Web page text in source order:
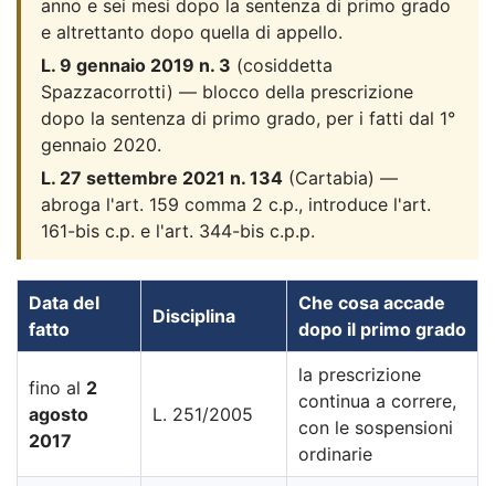
anno e sei mesi dopo la sentenza di primo grado
e altrettanto dopo quella di appello.
L. 9 gennaio 2019 n. 3 (cosiddetta
Spazzacorrotti) — blocco della prescrizione
dopo la sentenza di primo grado, per i fatti dal 1°
gennaio 2020.
L. 27 settembre 2021 n. 134 (Cartabia) —
abroga l'art. 159 comma 2 c.p., introduce l'art.
161-bis c.p. e l'art. 344-bis c.p.p.
Data del
fatto
Disciplina
Che cosa accade
dopo il primo grado
fino al 2
agosto
2017
L. 251/2005
la prescrizione
continua a correre,
con le sospensioni
ordinarie